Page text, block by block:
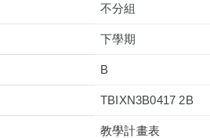
不分組
下學期
B
TBIXN3B0417 2B
教學計畫表